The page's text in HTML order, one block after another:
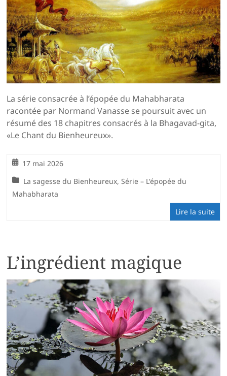
La série consacrée à l’épopée du Mahabharata
racontée par Normand Vanasse se poursuit avec un
résumé des 18 chapitres consacrés à la Bhagavad-gita,
«Le Chant du Bienheureux».
17 mai 2026
La sagesse du Bienheureux,Série – L'épopée du
Mahabharata
Lire la suite
L’ingrédient magique